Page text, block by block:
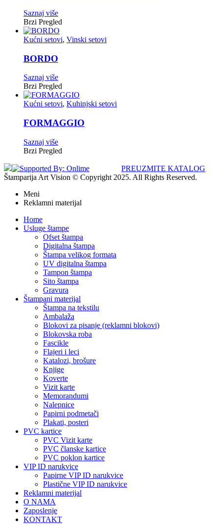
Saznaj više
Brzi Pregled
Kućni setovi, Vinski setovi
BORDO
Saznaj više
Brzi Pregled
Kućni setovi, Kuhinjski setovi
FORMAGGIO
Saznaj više
Brzi Pregled
PREUZMITE KATALOG
Štamparija Art Vision © Copyright 2025. All Rights Reserved.
Meni
Reklamni materijal
Home
Usluge štampe
Ofset štampa
Digitalna štampa
Štampa velikog formata
UV digitalna štampa
Tampon štampa
Sito štampa
Gravura
Štampani materijal
Štampa na tekstilu
Ambalaža
Blokovi za pisanje (reklamni blokovi)
Blokovska roba
Fascikle
Flajeri i leci
Katalozi, brošure
Knjige
Koverte
Vizit karte
Memorandumi
Nalepnice
Papirni podmetači
Plakati, posteri
PVC kartice
PVC Vizit karte
PVC članske kartice
PVC poklon kartice
VIP ID narukvice
Papirne VIP ID narukvice
Plastične VIP ID narukvice
Reklamni materijal
O NAMA
Zaposlenje
KONTAKT